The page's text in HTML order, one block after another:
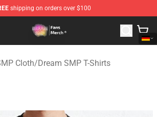
shipping on orders over $100
- Official Dream SMP Merchandise
Cloth/Dream SMP T-Shirts